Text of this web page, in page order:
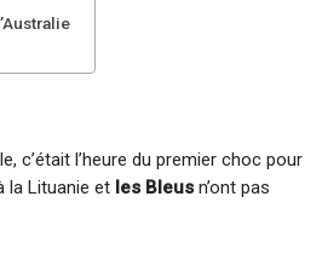
c’était l’heure du premier choc pour
la Lituanie et les Bleusn’ont pas